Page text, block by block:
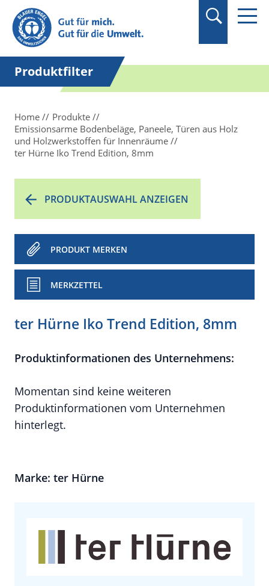
Suchbegriff in
Anführungszeichen
setzen.
Produktfilter
Home
Produkte
Emissionsarme Bodenbeläge, Paneele, Türen aus Holz
und Holzwerkstoffen für Innenräume
ter Hürne Iko Trend Edition, 8mm
PRODUKTAUSWAHL ANZEIGEN
PRODUKT MERKEN
MERKZETTEL
ter Hürne Iko Trend Edition, 8mm
Produktinformationen des Unternehmens:
Momentan sind keine weiteren
Produktinformationen vom Unternehmen
hinterlegt.
Marke: ter Hürne